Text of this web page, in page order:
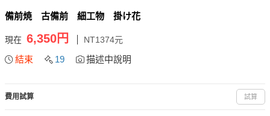
備前焼 古備前 細工物 掛け花
現在 6,350円 NT1374元
結束 19 描述中說明
費用試算 試算